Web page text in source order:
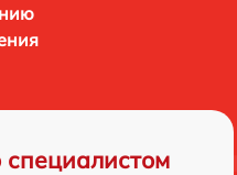
специалистом